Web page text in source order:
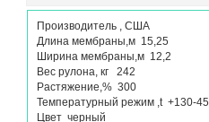
Производитель , США
Длина мембраны,м 15,25
Ширина мембраны,м 12,2
Вес рулона, кг 242
Растяжение,% 300
Температурный режим ,t +130-45
Цвет черный